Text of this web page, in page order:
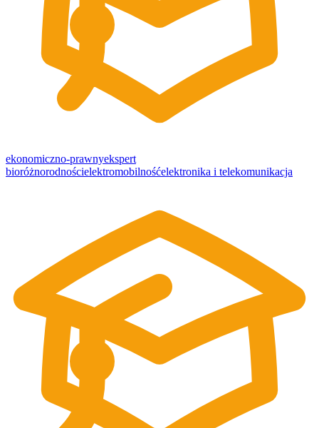
ekonomiczno-prawnyekspert
bioróżnorodnościelektromobilnośćelektronika i telekomunikacja